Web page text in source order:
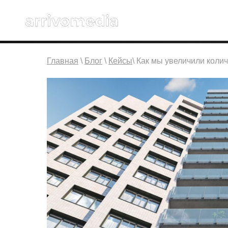
Главная \ Блог \ Кейсы\ Как мы увеличили